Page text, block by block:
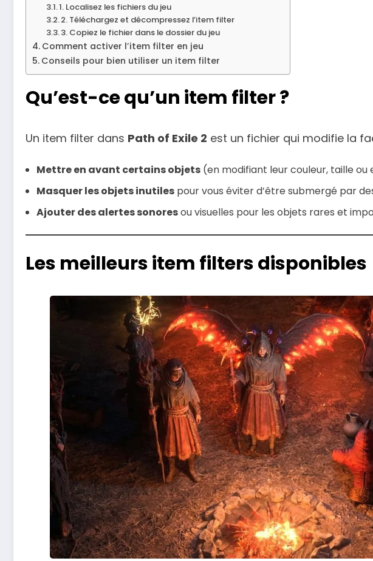
1. Localisez les fichiers du jeu
2. Téléchargez et décompressez l’item filter
3. Copiez le fichier dans le dossier du jeu
Comment activer l’item filter en jeu
Conseils pour bien utiliser un item filter
Qu’est-ce qu’un item filter ?
Un item filter dans Path of Exile 2 est un fichier qui modifie la
Mettre en avant certains objets (en modifiant leur couleur, taille
Masquer les objets inutiles pour vous éviter d’être submergé par
Ajouter des alertes sonoresou visuelles pour les objets rares et
Les meilleurs item filters disponibles